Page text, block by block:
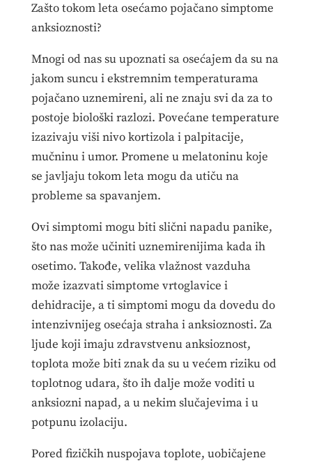
Zašto tokom leta osećamo pojačano simptome
anksioznosti?
Mnogi od nas su upoznati sa osećajem da su na
jakom suncu i ekstremnim temperaturama
pojačano uznemireni, ali ne znaju svi da za to
postoje biološki razlozi. Povećane temperature
izazivaju viši nivo kortizola i palpitacije,
mučninu i umor. Promene u melatoninu koje
se javljaju tokom leta mogu da utiču na
probleme sa spavanjem.
Ovi simptomi mogu biti slični napadu panike,
što nas može učiniti uznemirenijima kada ih
osetimo. Takođe, velika vlažnost vazduha
može izazvati simptome vrtoglavice i
dehidracije, a ti simptomi mogu da dovedu do
intenzivnijeg osećaja straha i anksioznosti. Za
ljude koji imaju zdravstvenu anksioznost,
toplota može biti znak da su u većem riziku od
toplotnog udara, što ih dalje može voditi u
anksiozni napad, a u nekim slučajevima i u
potpunu izolaciju.
Pored fizičkih nuspojava toplote, uobičajene